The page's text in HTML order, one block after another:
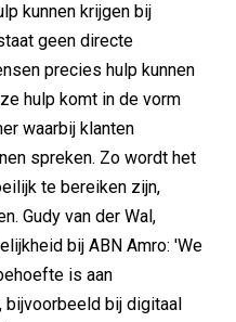
kunnen krijgen bij
geen directe
precies hulp kunnen
hulp komt in de vorm
waarbij klanten
spreken. Zo wordt het
te bereiken zijn,
Gudy van der Wal,
bij ABN Amro: 'We
is aan
bij digitaal